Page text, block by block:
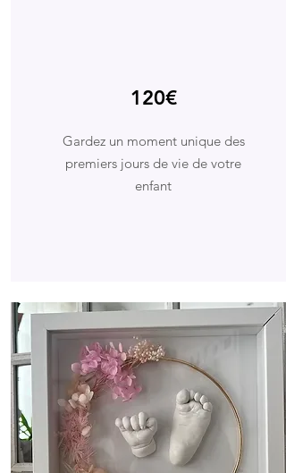
120€
Gardez un moment unique des
premiers jours de vie de votre
enfant